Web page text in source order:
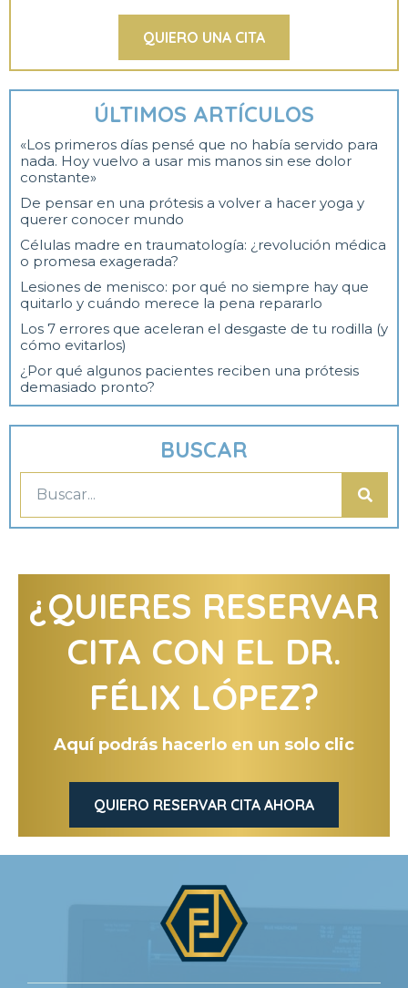
QUIERO UNA CITA
ÚLTIMOS ARTÍCULOS
«Los primeros días pensé que no había servido para
nada. Hoy vuelvo a usar mis manos sin ese dolor
constante»
De pensar en una prótesis a volver a hacer yoga y
querer conocer mundo
Células madre en traumatología: ¿revolución médica
o promesa exagerada?
Lesiones de menisco: por qué no siempre hay que
quitarlo y cuándo merece la pena repararlo
Los 7 errores que aceleran el desgaste de tu rodilla (y
cómo evitarlos)
¿Por qué algunos pacientes reciben una prótesis
demasiado pronto?
BUSCAR
¿QUIERES RESERVAR
CITA CON EL DR.
FÉLIX LÓPEZ?
Aquí podrás hacerlo en un solo clic
QUIERO RESERVAR CITA AHORA